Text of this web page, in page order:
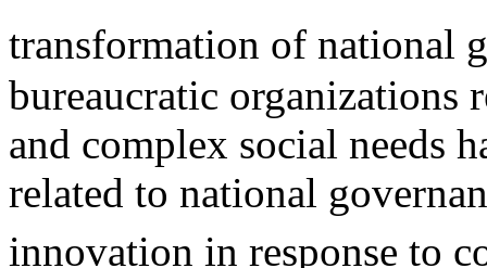
transformation of national
bureaucratic organizations
and complex social needs
related to national
innovation in response to